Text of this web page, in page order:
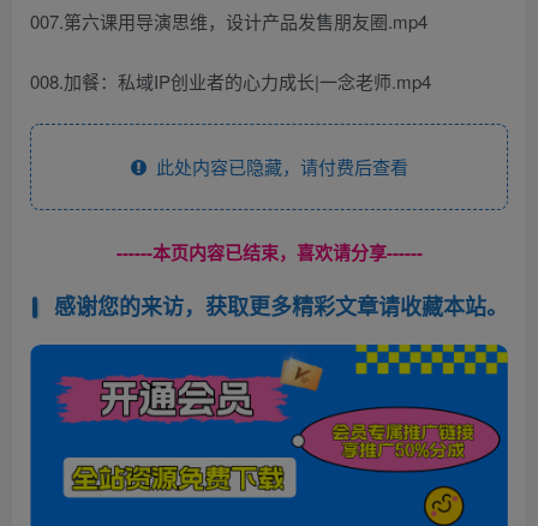
007.第六课用导演思维，设计产品发售朋友圈.mp4
008.加餐：私域IP创业者的心力成长|一念老师.mp4
此处内容已隐藏，请付费后查看
------本页内容已结束，喜欢请分享------
感谢您的来访，获取更多精彩文章请收藏本站。